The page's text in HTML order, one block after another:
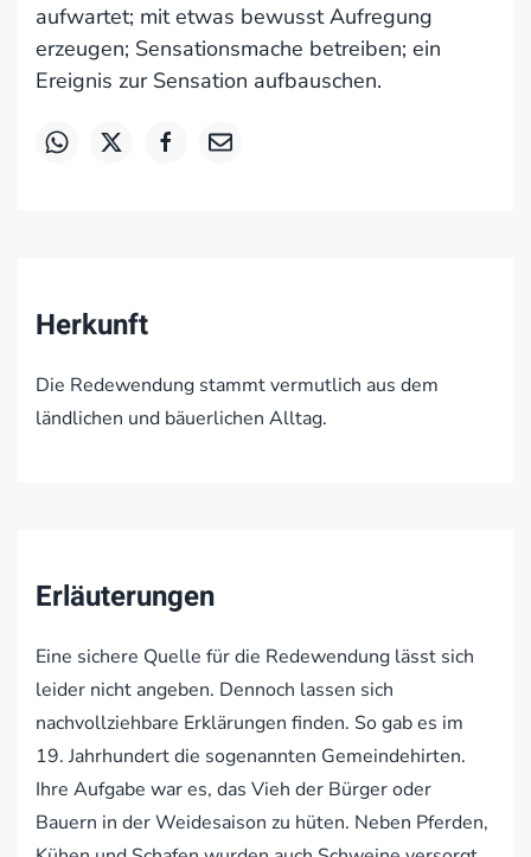
aufwartet; mit etwas bewusst Aufregung
erzeugen; Sensationsmache betreiben; ein
Ereignis zur Sensation aufbauschen.
Herkunft
Die Redewendung stammt vermutlich aus dem
ländlichen und bäuerlichen Alltag.
Erläuterungen
Eine sichere Quelle für die Redewendung lässt sich
leider nicht angeben. Dennoch lassen sich
nachvollziehbare Erklärungen finden. So gab es im
19. Jahrhundert die sogenannten Gemeindehirten.
Ihre Aufgabe war es, das Vieh der Bürger oder
Bauern in der Weidesaison zu hüten. Neben Pferden,